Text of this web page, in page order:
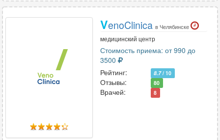
VenoClinica в Челябинске
медицинский центр
Стоимость приема: от 990 до
3500
Рейтинг:
8.7/ 10
Отзывы: 80
Врачей: 8